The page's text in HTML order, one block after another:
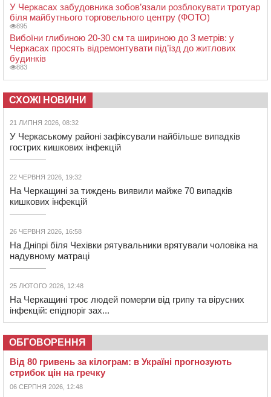
У Черкасах забудовника зобов’язали розблокувати тротуар
біля майбутнього торговельного центру (ФОТО)
895
Вибоїни глибиною 20-30 см та шириною до 3 метрів: у
Черкасах просять відремонтувати під’їзд до житлових
будинків
883
СХОЖІ НОВИНИ
21 ЛИПНЯ 2026, 08:32
У Черкаському районі зафіксували найбільше випадків
гострих кишкових інфекцій
22 ЧЕРВНЯ 2026, 19:32
На Черкащині за тиждень виявили майже 70 випадків
кишкових інфекцій
26 ЧЕРВНЯ 2026, 16:58
На Дніпрі біля Чехівки рятувальники врятували чоловіка на
надувному матраці
25 ЛЮТОГО 2026, 12:48
На Черкащині троє людей померли від грипу та вірусних
інфекцій: епідпоріг зах...
ОБГОВОРЕННЯ
Від 80 гривень за кілограм: в Україні прогнозують
стрибок цін на гречку
06 СЕРПНЯ 2026, 12:48